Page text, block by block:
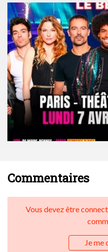
Commentaires
Vous devez être
Je me